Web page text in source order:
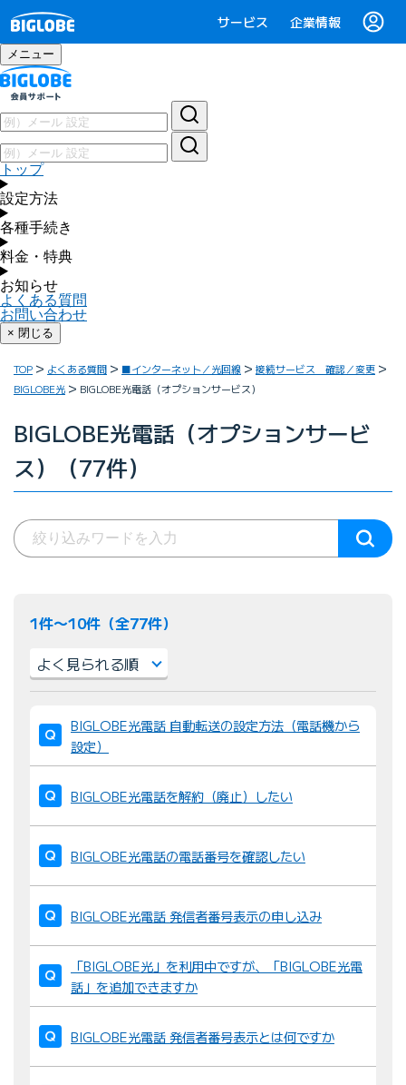
サービス 企業情報
メニュー
トップ
設定方法
各種手続き
料金・特典
お知らせ
よくある質問
お問い合わせ
× 閉じる
TOP よくある質問 ■インターネット／光回線
接続サービス 確認／変更
BIGLOBE光
BIGLOBE光電話（オプションサービス）
BIGLOBE光電話（オプションサービ
ス）（77件）
1件〜10件（全77件）
び
替
え
：
BIGLOBE光電話 自動転送の設定方法（電話機から
設定）
BIGLOBE光電話を解約（廃止）したい
BIGLOBE光電話の電話番号を確認したい
BIGLOBE光電話 発信者番号表示の申し込み
「BIGLOBE光」を利用中ですが、「BIGLOBE光電
話」を追加できますか
BIGLOBE光電話 発信者番号表示とは何ですか